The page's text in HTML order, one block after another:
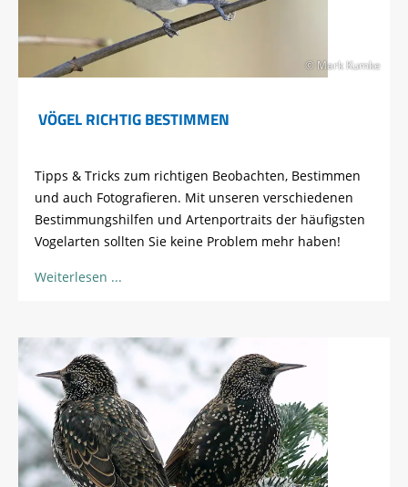
© Mark Kumke
VÖGEL RICHTIG BESTIMMEN
Tipps & Tricks zum richtigen Beobachten, Bestimmen
und auch Fotografieren. Mit unseren verschiedenen
Bestimmungshilfen und Artenportraits der häufigsten
Vogelarten sollten Sie keine Problem mehr haben!
Weiterlesen